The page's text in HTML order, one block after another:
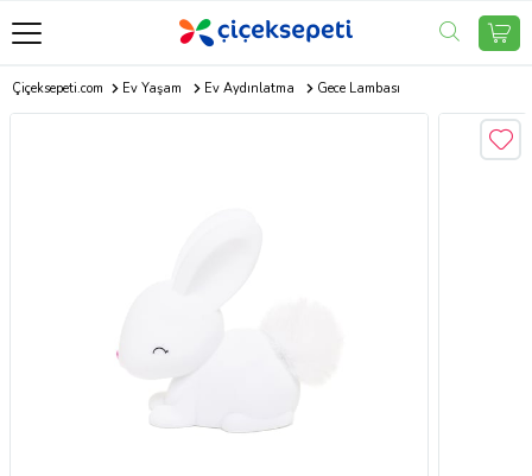
Çiçeksepeti.com Ev Yaşam Ev Aydınlatma Gece Lambası